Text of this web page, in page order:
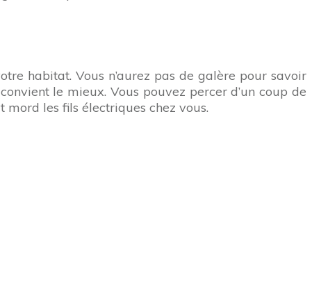
habitat. Vous n’aurez pas de galère pour savoir
le mieux. Vous pouvez percer d’un coup de
mord les fils électriques chez vous.